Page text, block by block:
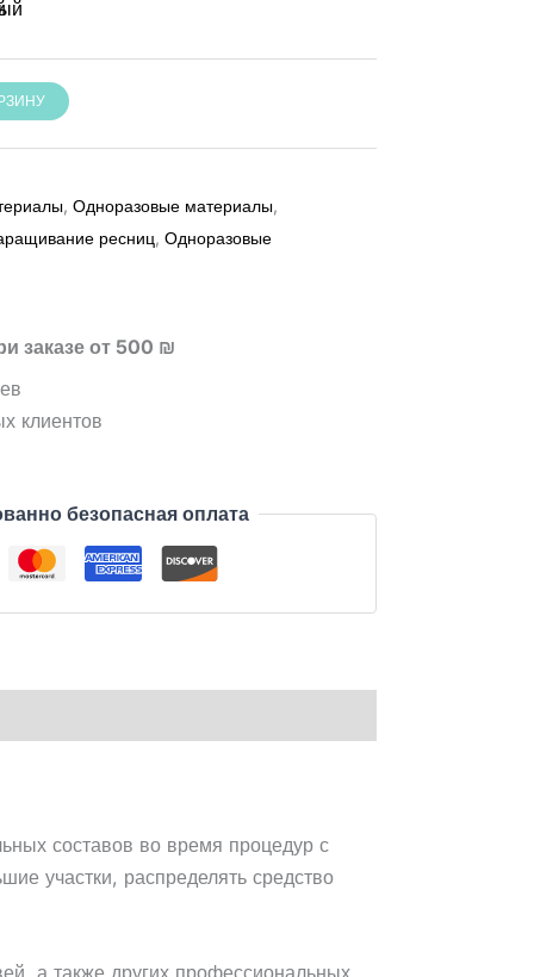
, Одноразовые материалы,
ресниц, Одноразовые
заказе от 500 ₪
клиентов
безопасная оплата
составов во время процедур с
участки, распределять средство